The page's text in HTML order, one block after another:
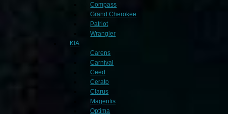
Compass
Grand Cherokee
Patriot
Wrangler
KIA
Carens
Carnival
Ceed
Cerato
Clarus
Magentis
Optima